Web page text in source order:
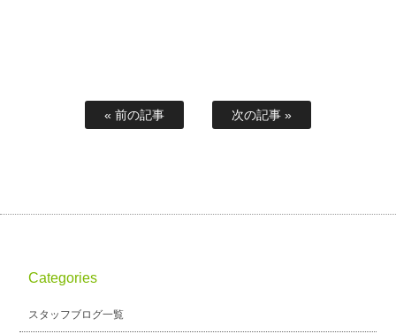
« 前の記事 次の記事 »
Categories
スタッフブログ一覧